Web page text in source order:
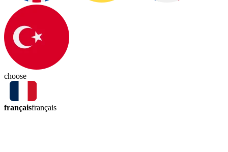
choose
françaisfrançais